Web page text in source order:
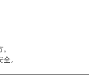
。